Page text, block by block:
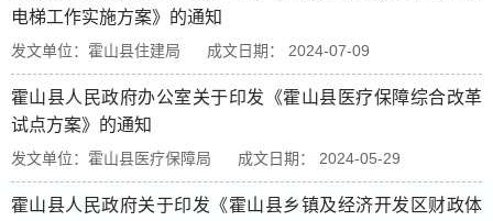
电梯工作实施方案》的通知
发文单位：霍山县住建局 成文日期： 2024-07-09
霍山县人民政府办公室关于印发《霍山县医疗保障综合改革
试点方案》的通知
发文单位：霍山县医疗保障局 成文日期： 2024-05-29
霍山县人民政府关于印发《霍山县乡镇及经济开发区财政体